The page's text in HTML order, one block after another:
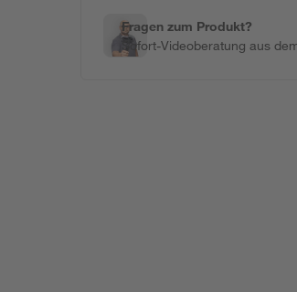
Fragen zum Produkt?
Sofort-Videoberatung aus